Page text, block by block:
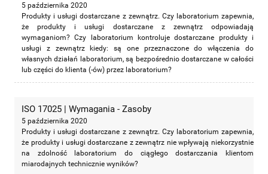
5 października 2020
Produkty i usługi dostarczane z zewnątrz. Czy laboratorium zapewnia,
że produkty i usługi dostarczane z zewnątrz odpowiadają
wymaganiom? Czy laboratorium kontroluje dostarczane produkty i
usługi z zewnątrz kiedy: są one przeznaczone do włączenia do
własnych działań laboratorium, są bezpośrednio dostarczane w całości
lub części do klienta (-ów) przez laboratorium?
ISO 17025 | Wymagania - Zasoby
5 października 2020
Produkty i usługi dostarczane z zewnątrz. Czy laboratorium zapewnia,
że produkty i usługi dostarczane z zewnątrz nie wpływają niekorzystnie
na zdolność laboratorium do ciągłego dostarczania klientom
miarodajnych technicznie wyników?